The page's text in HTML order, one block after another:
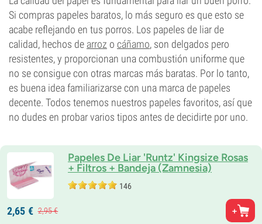
Si compras papeles baratos, lo más seguro es que esto se
acabe reflejando en tus porros. Los papeles de liar de
calidad, hechos de arroz o cáñamo, son delgados pero
resistentes, y proporcionan una combustión uniforme que
no se consigue con otras marcas más baratas. Por lo tanto,
es buena idea familiarizarse con una marca de papeles
decente. Todos tenemos nuestros papeles favoritos, así que
no dudes en probar varios tipos antes de decidirte por uno.
Papeles De Liar 'Runtz' Kingsize Rosas
+ Filtros + Bandeja (Zamnesia)
146
2,65 € 2,95€